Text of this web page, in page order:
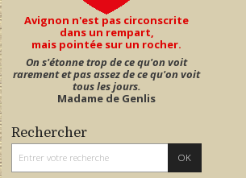
Avignon n'est pas circonscrite
dans un rempart,
mais pointée sur un rocher.
On s'étonne trop de ce qu'on voit
rarement et pas assez de ce qu'on voit
tous les jours.
Madame de Genlis
Rechercher